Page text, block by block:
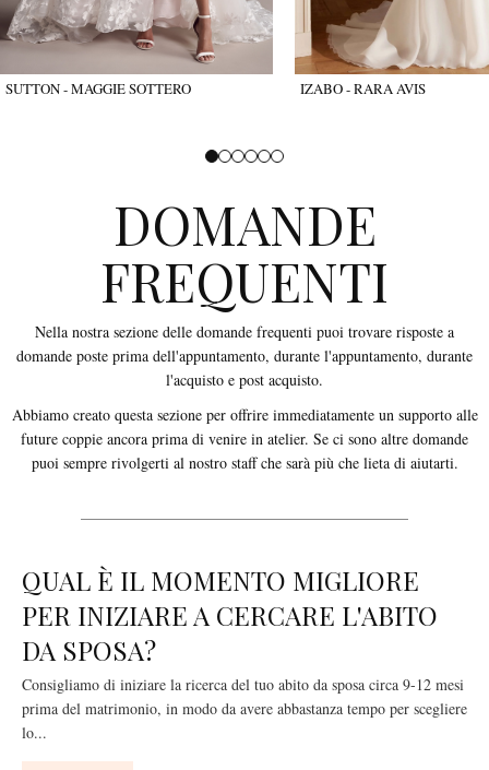
SUTTON - MAGGIE SOTTERO IZABO - RARA AVIS
DOMANDE
FREQUENTI
Nella nostra sezione delle domande frequenti puoi trovare risposte a
domande poste prima dell'appuntamento, durante l'appuntamento, durante
l'acquisto e post acquisto.
Abbiamo creato questa sezione per offrire immediatamente un supporto alle
future coppie ancora prima di venire in atelier. Se ci sono altre domande
puoi sempre rivolgerti al nostro staff che sarà più che lieta di aiutarti.
QUAL È IL MOMENTO MIGLIORE
PER INIZIARE A CERCARE L'ABITO
DA SPOSA?
Consigliamo di iniziare la ricerca del tuo abito da sposa circa 9-12 mesi
prima del matrimonio, in modo da avere abbastanza tempo per scegliere
lo...